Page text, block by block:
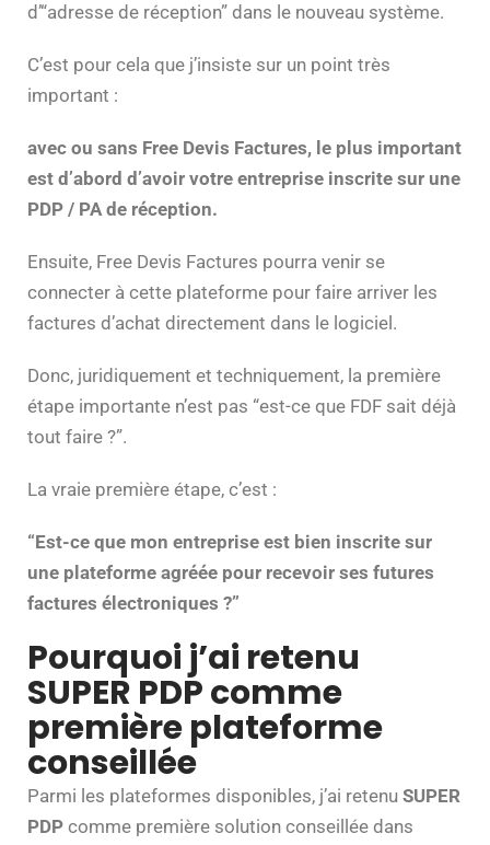
d’“adresse de réception” dans le nouveau système.
C’est pour cela que j’insiste sur un point très
important :
avec ou sans Free Devis Factures, le plus important
est d’abord d’avoir votre entreprise inscrite sur une
PDP / PA de réception.
Ensuite, Free Devis Factures pourra venir se
connecter à cette plateforme pour faire arriver les
factures d’achat directement dans le logiciel.
Donc, juridiquement et techniquement, la première
étape importante n’est pas “est-ce que FDF sait déjà
tout faire ?”.
La vraie première étape, c’est :
“Est-ce que mon entreprise est bien inscrite sur
une plateforme agréée pour recevoir ses futures
factures électroniques ?”
Pourquoi j’ai retenu
SUPER PDP comme
première plateforme
conseillée
Parmi les plateformes disponibles, j’ai retenu SUPER
PDP comme première solution conseillée dans